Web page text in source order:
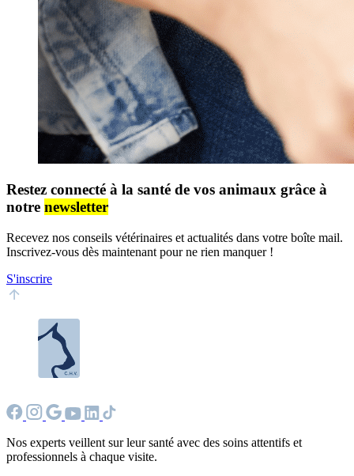
Restez connecté à la santé de vos animaux grâce à
notre newsletter
Recevez nos conseils vétérinaires et actualités dans votre boîte mail.
Inscrivez-vous dès maintenant pour ne rien manquer !
S'inscrire
Nos experts veillent sur leur santé avec des soins attentifs et
professionnels à chaque visite.